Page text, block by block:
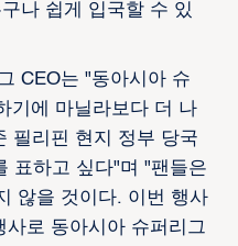
나 쉽게 입국할 수 있
CEO는 "동아시아 슈
기에 마닐라보다 더 나
필리핀 현지 정부 당국
표하고 싶다"며 "팬들은
않을 것이다. 이번 행사
로 동아시아 슈퍼리그